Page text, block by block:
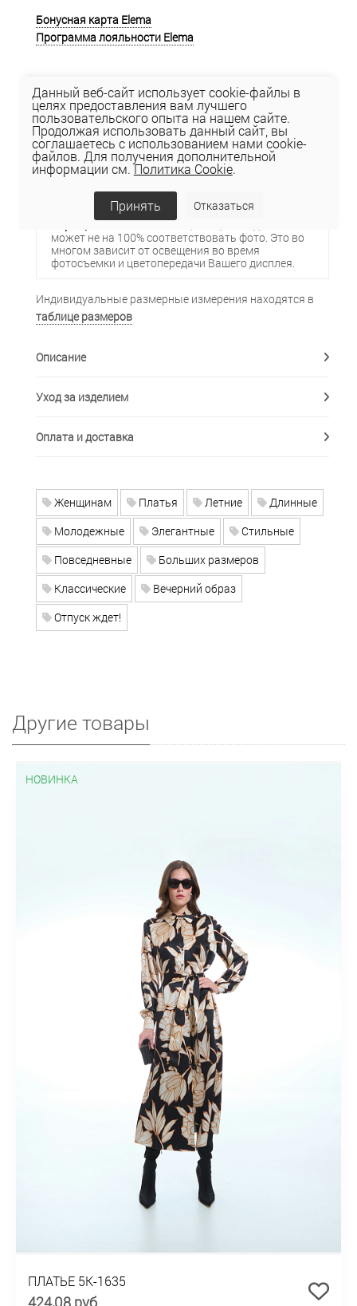
Бонусная карта Elema
Программа лояльности Elema
Сезон:Лето Весна
Коллекция:Classic
Состав верха: 100% вискоза
Состав подкладки:100%вискоза
Страна производства:Республика Беларусь
Обращаем Ваше внимание
может не на 100% соответствовать фото. Это во
многом зависит от освещения во время
фотосъемки и цветопередачи Вашего дисплея.
Индивидуальные размерные измерения находятся в
таблице размеров
Описание
Уход за изделием
Оплата и доставка
Женщинам Платья Летние
Длинные
Молодежные
Элегантные
Стильные
Повседневные
Больших размеров
Классические
Вечерний образ
Отпуск ждет!
Другие товары
НОВИНКА
ПЛАТЬЕ 5К-1635
Данный веб-сайт использует cookie-файлы в
целях предоставления вам лучшего
пользовательского опыта на нашем сайте.
Продолжая использовать данный сайт, вы
соглашаетесь с использованием нами cookie-
файлов. Для получения дополнительной
информации см.Политика Cookie.
Принять Отказаться